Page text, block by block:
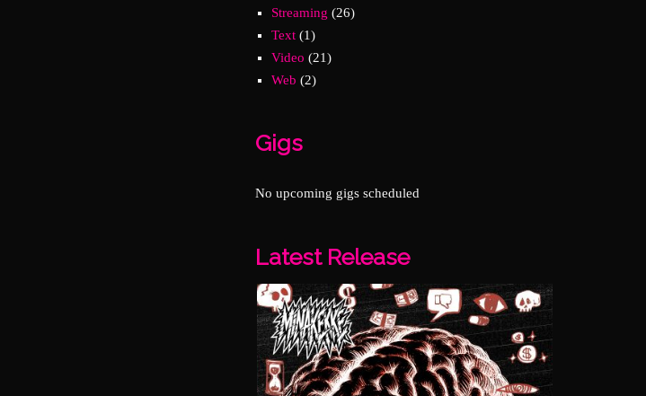
Streaming (26)
Text (1)
Video (21)
Web (2)
Gigs
No upcoming gigs scheduled
Latest Release